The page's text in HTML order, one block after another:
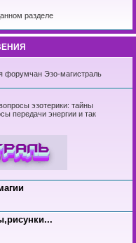
разделе
форумчан Эзо-магистраль
эзотерики: тайны
передачи энергии и так